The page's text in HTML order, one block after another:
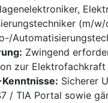
(m/
Zwingend
zur Elektrofachkraft
Kenntnisse: Sicherer
/ TIA Portal sowie